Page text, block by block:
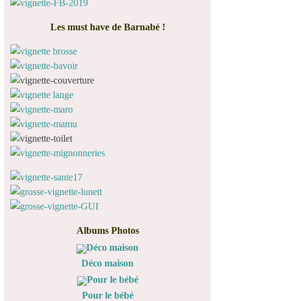
Les must have de Barnabé !
Albums Photos
Déco maison
Pour le bébé